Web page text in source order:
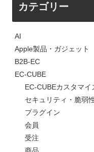
カテゴリー
AI
Apple製品・ガジェット
B2B-EC
EC-CUBE
EC-CUBEカスタマイ
セキュリティ・脆弱
プラグイン
会員
受注